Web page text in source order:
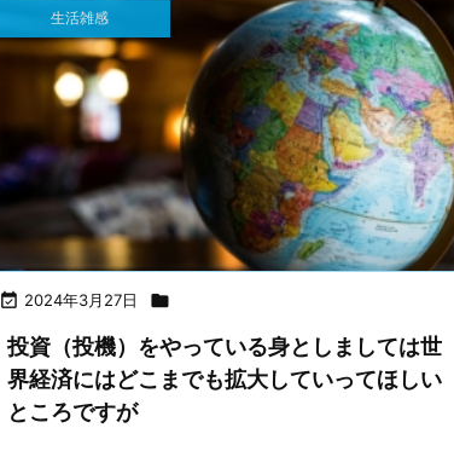
 2024年3月27日 
生活雑感
投資（投機）をやっている身としましては世
界経済にはどこまでも拡大していってほしい
ところですが